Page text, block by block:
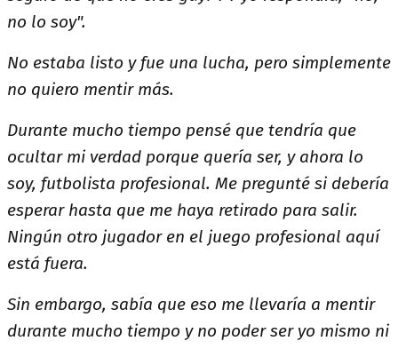
no lo soy".
No estaba listo y fue una lucha, pero simplemente
no quiero mentir más.
Durante mucho tiempo pensé que tendría que
ocultar mi verdad porque quería ser, y ahora lo
soy, futbolista profesional. Me pregunté si debería
esperar hasta que me haya retirado para salir.
Ningún otro jugador en el juego profesional aquí
está fuera.
Sin embargo, sabía que eso me llevaría a mentir
durante mucho tiempo y no poder ser yo mismo ni